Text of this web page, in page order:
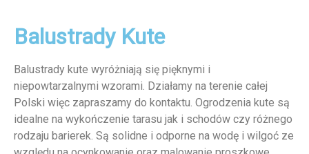
Balustrady Kute
Balustrady kute wyróżniają się pięknymi i
niepowtarzalnymi wzorami. Działamy na terenie całej
Polski więc zapraszamy do kontaktu. Ogrodzenia kute są
idealne na wykończenie tarasu jak i schodów czy różnego
rodzaju barierek. Są solidne i odporne na wodę i wilgoć ze